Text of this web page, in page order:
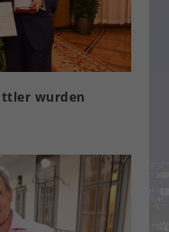
wurden